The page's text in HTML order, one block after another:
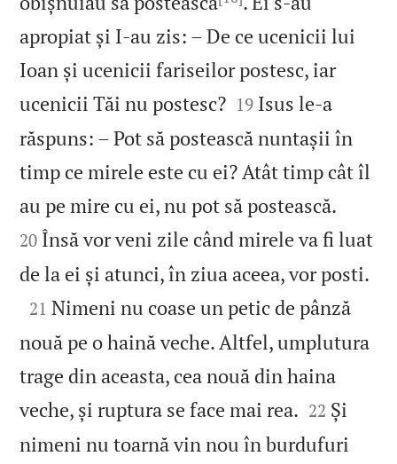
apropiat și I‑au zis: – De ce ucenicii lui
Ioan și ucenicii fariseilor postesc, iar
ucenicii Tăi nu postesc?
19 Isus le‑a
răspuns: – Pot să postească nuntașii în
timp ce mirele este cu ei? Atât timp cât îl
au pe mire cu ei, nu pot să postească.
20 Însă vor veni zile când mirele va fi luat
de la ei și atunci, în ziua aceea, vor posti.

21 Nimeni nu coase un petic de pânză
nouă pe o haină veche. Altfel, umplutura
trage din aceasta, cea nouă din haina
veche, și ruptura se face mai rea. 

22 Și
nimeni nu toarnă vin nou în burdufuri